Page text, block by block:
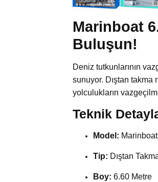
Marinboat
Buluşun!
Deniz tutkunlarının
sunuyor. Dıştan takma
yolculukların
Teknik
Model:
Tip: Dıştan
Boy: 6.60 Metre